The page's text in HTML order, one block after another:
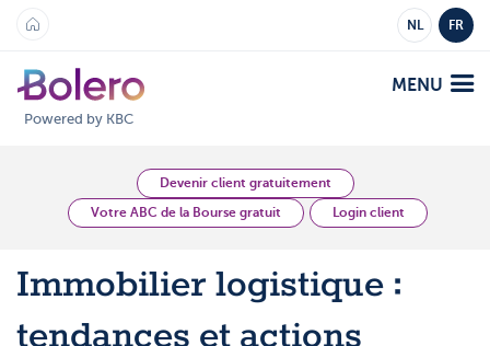
NL FR
Powered by KBC
MENU
Analyses et Vision
Bolero
Mobile
Devenir client gratuitement
Votre ABC de la Bourse gratuit
Login client
Immobilier logistique :